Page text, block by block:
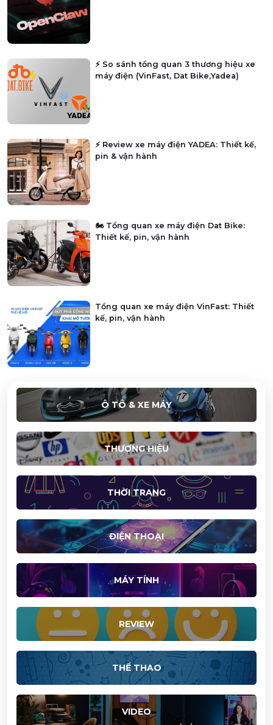
⚡ So sánh tổng quan 3 thương hiệu xe
máy điện (VinFast, Dat Bike,Yadea)
⚡ Review xe máy điện YADEA: Thiết kế,
pin & vận hành
🏍️ Tổng quan xe máy điện Dat Bike:
Thiết kế, pin, vận hành
Tổng quan xe máy điện VinFast: Thiết
kế, pin, vận hành
Ô TÔ & XE MÁY
THƯƠNG HIỆU
THỜI TRANG
ĐIỆN THOẠI
MÁY TÍNH
REVIEW
THỂ THAO
VIDEO